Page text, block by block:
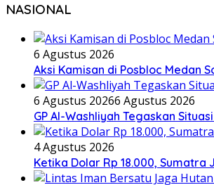
NASIONAL
6 Agustus 2026
Aksi Kamisan di Posbloc Medan
6 Agustus 20266 Agustus 2026
GP Al-Washliyah Tegaskan
4 Agustus 2026
Ketika Dolar Rp 18.000, Sumatra